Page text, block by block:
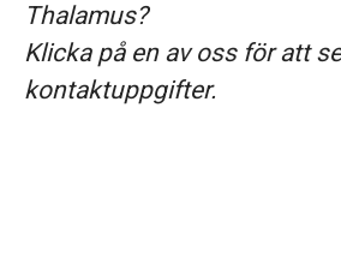
Thalamus?
Klicka på en av oss för att
kontaktuppgifter.